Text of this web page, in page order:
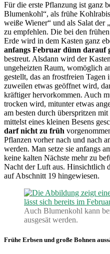
Für die erste Pflanzung ist ganz
Blumenkohl“, als frühe
weiße Wiener“ und als Salat der
zu empfehlen. Die bei den
Erde wird in dem Kasten ganz
anfangs Februar dünn darauf
bestreut. Alsdann wird der
ungeheizten Raum, womöglich
gestellt, das an frostfreien Tagen
zuweilen etwas geöffnet wird,
kräftiger hervorkommen. Auch
trocken wird, mitunter etwas
am besten durch überspritzen mit
mittelst eines kleinen Besens
darf nicht zu früh
Pflanzen vorher nach und nach
werden. Man setze sie anfangs
keine kalten Nächste mehr zu
Nacht der Luft aus. Hinsichtlich
auf Abschnitt 19 hingewiesen.
Auch Blumenkohl kann
ausgesät werden.
Frühe Erbsen und große Bohnen